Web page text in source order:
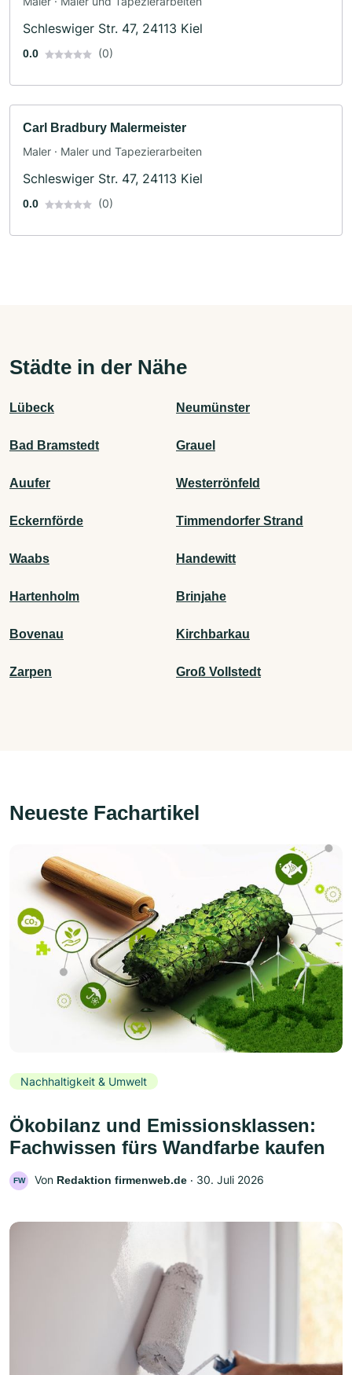
Schleswiger Str. 47, 24113 Kiel
0.0 (0)
Carl Bradbury Malermeister
Maler · Maler und Tapezierarbeiten
Schleswiger Str. 47, 24113 Kiel
0.0 (0)
Städte in der Nähe
Lübeck Neumünster
Bad Bramstedt Grauel
Auufer Westerrönfeld
Eckernförde Timmendorfer Strand
Waabs Handewitt
Hartenholm Brinjahe
Bovenau Kirchbarkau
Zarpen Groß Vollstedt
Neueste Fachartikel
Nachhaltigkeit & Umwelt
Ökobilanz und Emissionsklassen:
Fachwissen fürs Wandfarbe kaufen
FW Von Redaktion firmenweb.de ‧ 30. Juli 2026